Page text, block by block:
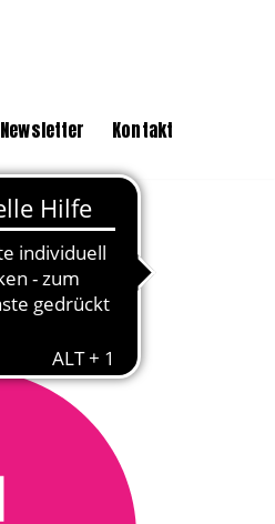
Newsletter Kontakt